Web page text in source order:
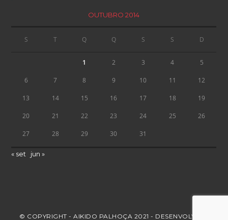
OUTUBRO 2014
S T Q Q S S D
1 2 3 4 5
6 7 8 9 10 11 12
13 14 15 16 17 18 19
20 21 22 23 24 25 26
27 28 29 30 31
« set jun »
© COPYRIGHT - AIKIDO PALHOÇA 2021 - DESENVOLVIDO